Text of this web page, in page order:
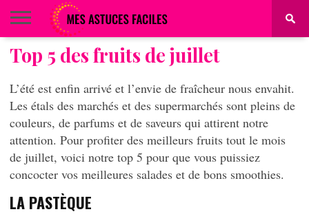
BEAUTÉ
COIFFURE
ALIMENTATION
MAQUILLAGE
MAISON
Top 5 des fruits de juillet
L’été est enfin arrivé et l’envie de fraîcheur nous envahit.
Les étals des marchés et des supermarchés sont pleins de
couleurs, de parfums et de saveurs qui attirent notre
attention. Pour profiter des meilleurs fruits tout le mois
de juillet, voici notre top 5 pour que vous puissiez
concocter vos meilleures salades et de bons smoothies.
LA PASTÈQUE